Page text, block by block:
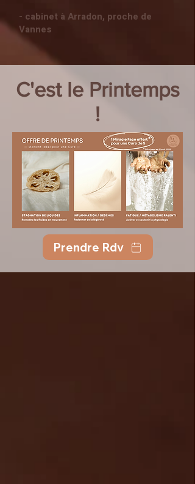
- cabinet à Arradon, proche de
Vannes
C'est le Printemps
!
Prendre Rdv